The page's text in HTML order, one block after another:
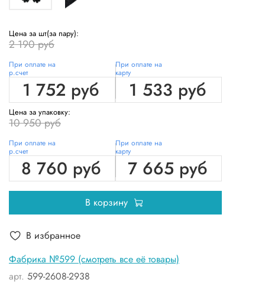
Фабрика №599 (смотреть все её товары)
арт. 599-2608-2938
Цена за шт(за пару):
2 190 руб
При оплате на
р.счет
1 752 руб
При оплате на
карту
1 533 руб
Цена за упаковку:
10 950 руб
При оплате на
р.счет
8 760 руб
При оплате на
карту
7 665 руб
В корзину
В избранное